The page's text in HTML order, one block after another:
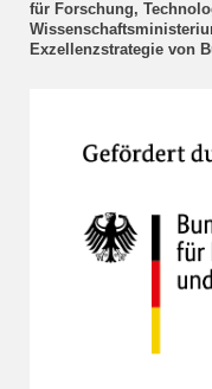
für Forschung,
Exzellenzstrategie von